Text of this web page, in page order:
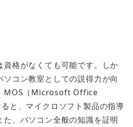
格がなくても可能です。しか
ソコン教室としての説得力が向
MOS（Microsoft Office
と、マイクロソフト製品の指導
た、パソコン全般の知識を証明